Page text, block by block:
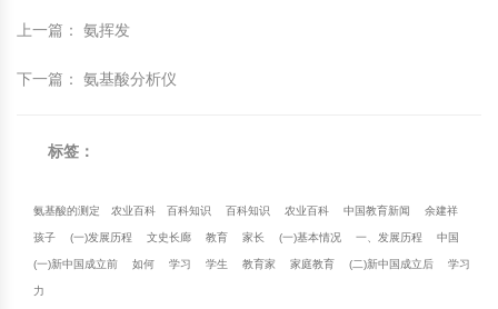
上一篇 ： 氨挥发
下一篇 ： 氨基酸分析仪
标签：
氨基酸的测定 农业百科 百科知识 百科知识 农业百科 中国教育新闻 余建祥
孩子 (一)发展历程 文史长廊 教育 家长 (一)基本情况 一、发展历程 中国
(一)新中国成立前 如何 学习 学生 教育家 家庭教育 (二)新中国成立后 学习
力